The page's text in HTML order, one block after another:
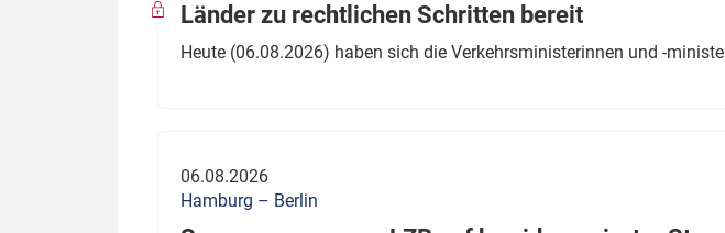
Länder zu rechtlichen Schritten bereit
Heute (06.08.2026) haben sich die Verkehrsministerinnen und -
06.08.2026
Hamburg – Berlin